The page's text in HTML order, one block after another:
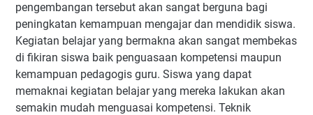
pengembangan tersebut akan sangat berguna bagi
peningkatan kemampuan mengajar dan mendidik siswa.
Kegiatan belajar yang bermakna akan sangat membekas
di fikiran siswa baik penguasaan kompetensi maupun
kemampuan pedagogis guru. Siswa yang dapat
memaknai kegiatan belajar yang mereka lakukan akan
semakin mudah menguasai kompetensi. Teknik